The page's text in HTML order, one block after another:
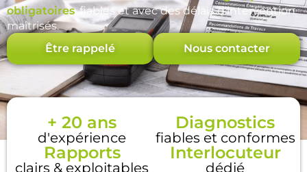
obligatoires, fiables et avec des délais d’intervention
maîtrisés.
Être rappelé Nous contacter
+ 20 ans
d'expérience
Diagnostics
fiables et conformes
Rapports
clairs & exploitables
Interlocuteur
dédié